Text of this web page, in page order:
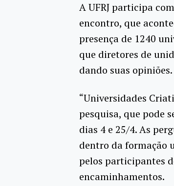
A UFRJ participa
encontro, que
presença de 1240
que diretores de
dando suas opiniões.
“Universidades
pesquisa, que pode
dias 4 e 25/4. As
dentro da formação
pelos participantes
encaminhamentos.